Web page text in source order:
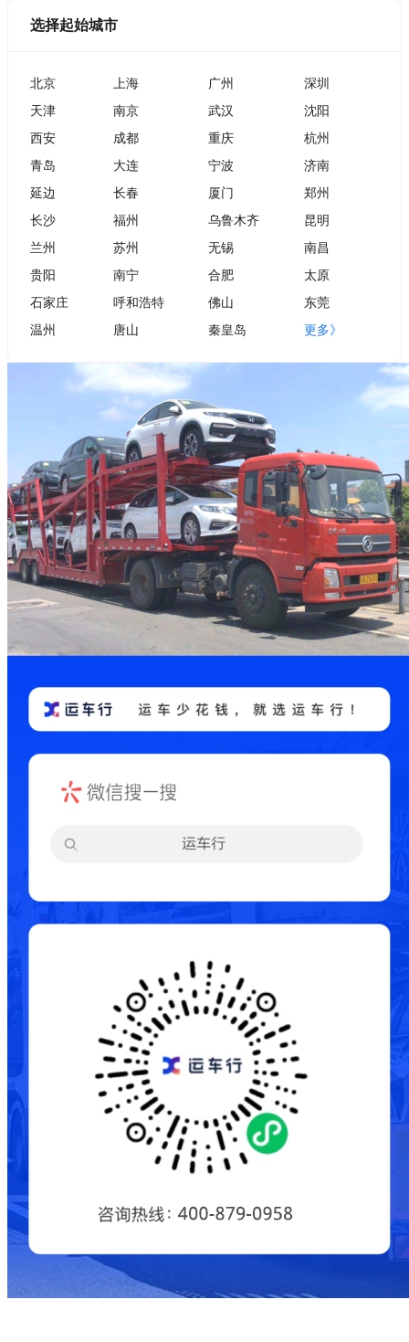
选择起始城市
北京 上海 广州
深圳
天津
南京 武汉
沈阳
西安
成都 重庆
杭州
青岛
大连 宁波
济南
延边
长春 厦门
郑州
长沙
福州 乌鲁木齐
昆明
兰州
苏州 无锡
南昌
贵阳
南宁 合肥
太原
石家庄
呼和浩特 佛山
东莞
温州
唐山 秦皇岛 更多》